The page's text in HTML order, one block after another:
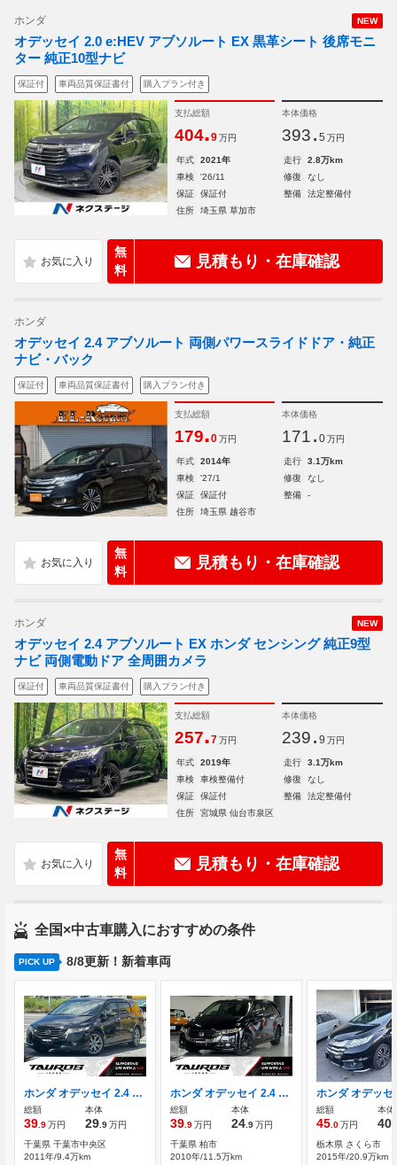
NEW
ホンダ
オデッセイ 2.0 e:HEV アブソルート EX 黒革シート 後席モニ
ター 純正10型ナビ
保証付 車両品質保証書付 購入プラン付き
支払総額
404.9 万円
本体価格
393. 5 万円
年式 2021年 走行
2.8万km
車検
'26/11 修復
なし
保証
保証付 整備
法定整備付
住所
埼玉県 草加市
無
料
見積もり・在庫確認
ホンダ
オデッセイ 2.4 アブソルート 両側パワースライドドア・純正
ナビ・バック
保証付 車両品質保証書付 購入プラン付き
支払総額
179.0 万円
本体価格
171. 0 万円
年式 2014年 走行
3.1万km
車検
'27/1 修復
なし
保証
保証付 整備
-
住所
埼玉県 越谷市
無
料
見積もり・在庫確認
NEW
ホンダ
オデッセイ 2.4 アブソルート EX ホンダ センシング 純正9型
ナビ 両側電動ドア 全周囲カメラ
保証付 車両品質保証書付 購入プラン付き
支払総額
257.7 万円
本体価格
239. 9 万円
年式 2019年 走行
3.1万km
車検
車検整備付 修復
なし
保証
保証付 整備
法定整備付
住所
宮城県 仙台市泉区
無
料
見積もり・在庫確認
全国×中古車購入におすすめの条件
PICK UP 8/8更新！新着車両
ホンダ オデッセイ 2.4 アブソルート ユーザー買取車/全方位カメラ
総額
39 .9万円
本体
29 .9万円
千葉県 千葉市中央区
2011年/9.4万km
ホンダ オデッセイ 2.4 M ファインスピリット エアロパッケージ ユーザー買取車
総額
39 .9万円
本体
24 .9万円
千葉県 柏市
2010年/11.5万km
総額
45 .0万円
本体
40
栃木県 さくら市
2015年/20.9万km